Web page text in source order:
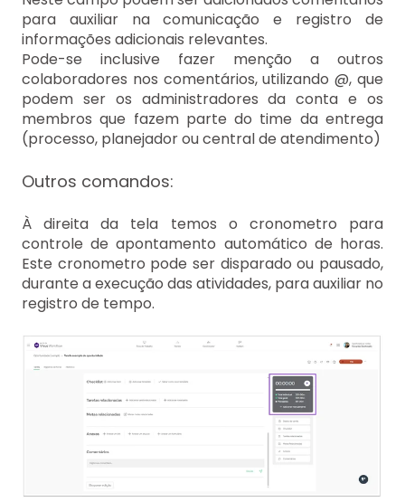
para auxiliar na comunicação e registro de
informações adicionais relevantes.
Pode-se inclusive fazer menção a outros
colaboradores nos comentários, utilizando @, que
podem seros administradores da conta e os
membros que fazem parte do time da entrega
(processo, planejador ou central de atendimento)
Outros comandos:
À direita da tela temos o cronometro para
controle de apontamento automático de horas.
Este cronometro pode ser disparado ou pausado,
durante a execução das atividades, para auxiliar no
registro de tempo.